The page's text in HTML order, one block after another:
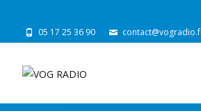
05 17 25 36 90